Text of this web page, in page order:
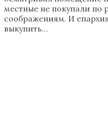
местные не покупали по
соображениям. И
выкупить…